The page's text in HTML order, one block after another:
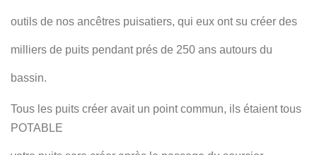
outils de nos ancêtres puisatiers, qui eux ont su créer des
milliers de puits pendant prés de 250 ans autours du
bassin.
Tous les puits créer avait un point commun, ils étaient tous
POTABLE